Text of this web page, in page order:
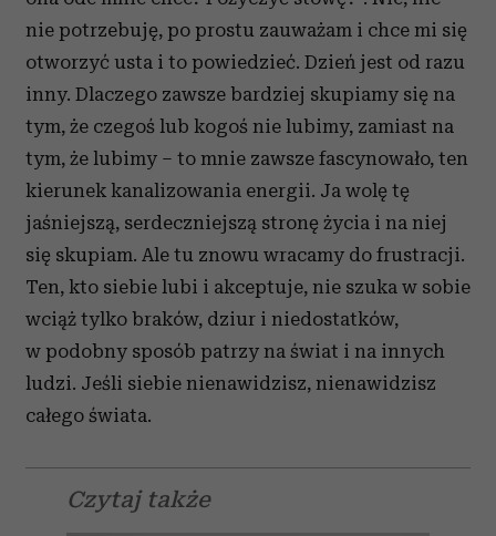
nie potrzebuję, po prostu zauważam i chce mi się
otworzyć usta i to powiedzieć. Dzień jest od razu
inny. Dlaczego zawsze bardziej skupiamy się na
tym, że czegoś lub kogoś nie lubimy, zamiast na
tym, że lubimy – to mnie zawsze fascynowało, ten
kierunek kanalizowania energii. Ja wolę tę
jaśniejszą, serdeczniejszą stronę życia i na niej
się skupiam. Ale tu znowu wracamy do frustracji.
Ten, kto siebie lubi i akceptuje, nie szuka w sobie
wciąż tylko braków, dziur i niedostatków,
w podobny sposób patrzy na świat i na innych
ludzi. Jeśli siebie nienawidzisz, nienawidzisz
całego świata.
Czytaj także